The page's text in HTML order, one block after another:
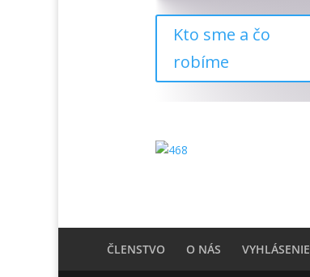
Kto sme a čo
robíme
ČLENSTVO O NÁS VYHLÁSENIE